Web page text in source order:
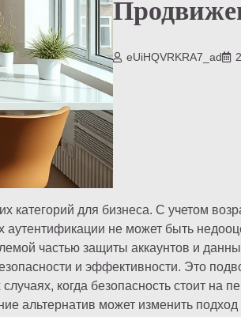
eUiHQVRKRA7_ad
категорий для бизнеса. С учетом
аутентификации не может быть
частью защиты аккаунтов и
и эффективности. Это
когда безопасность стоит на
альтернатив может изменить подход